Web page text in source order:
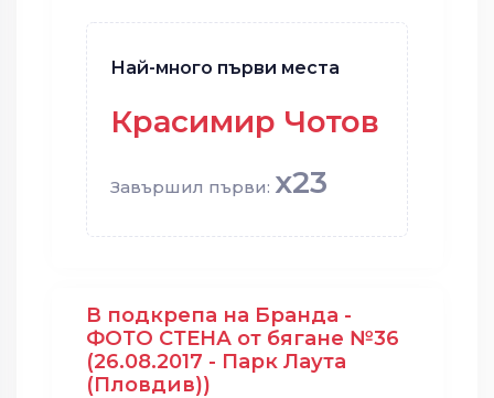
Най-много първи места
Красимир Чотов
Завършил първи: x23
В подкрепа на Бранда -
ФОТО СТЕНА от бягане №36
(26.08.2017 - Парк Лаута
(Пловдив))